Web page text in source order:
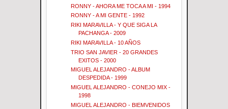
RONNY - AHORA ME TOCA A MI - 1994
RONNY - A MI GENTE - 1992
RIKI MARAVILLA - Y QUE SIGA LA
PACHANGA - 2009
RIKI MARAVILLA - 10 AÑOS
TRIO SAN JAVIER - 20 GRANDES
EXITOS - 2000
MIGUEL ALEJANDRO - ALBUM
DESPEDIDA - 1999
MIGUEL ALEJANDRO - CONEJO MIX -
1998
MIGUEL ALEJANDRO - BIEMVENIDOS